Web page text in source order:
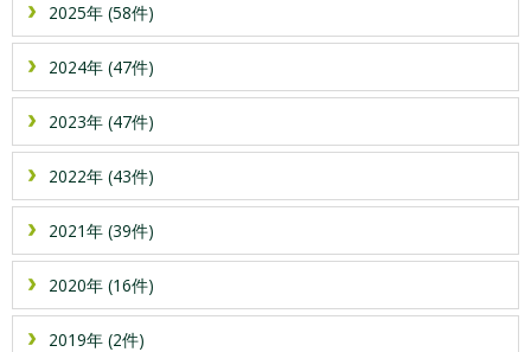
2025年 (58件)
2024年 (47件)
2023年 (47件)
2022年 (43件)
2021年 (39件)
2020年 (16件)
2019年 (2件)